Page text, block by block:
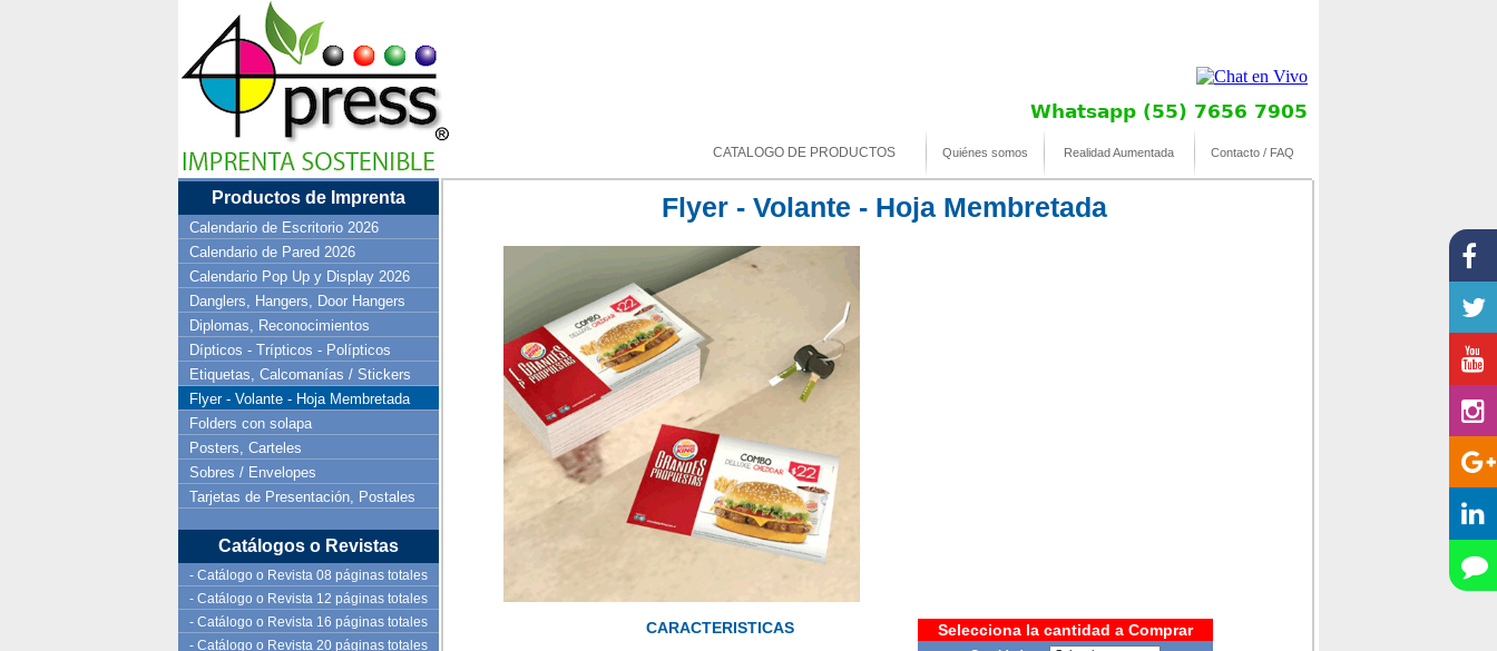
Whatsapp (55) 7656 7905
CATALOGO DE PRODUCTOS Quiénes somos Realidad Aumentada Contacto / FAQ
Productos de Imprenta
Calendario de Escritorio 2026
Calendario de Pared 2026
Calendario Pop Up y Display 2026
Danglers, Hangers, Door Hangers
Diplomas, Reconocimientos
Dípticos - Trípticos - Polípticos
Etiquetas, Calcomanías / Stickers
Flyer - Volante - Hoja Membretada
Folders con solapa
Posters, Carteles
Sobres / Envelopes
Tarjetas de Presentación, Postales
Catálogos o Revistas
- Catálogo o Revista 08 páginas totales
- Catálogo o Revista 12 páginas totales
- Catálogo o Revista 16 páginas totales
- Catálogo o Revista 20 páginas totales
Flyer - Volante - Hoja Membretada
CARACTERISTICAS Selecciona la cantidad a Comprar